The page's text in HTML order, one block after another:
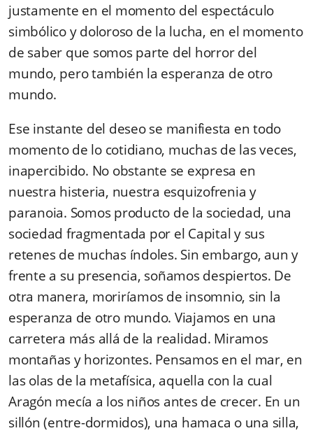
justamente en el momento del espectáculo
simbólico y doloroso de la lucha, en el momento
de saber que somos parte del horror del
mundo, pero también la esperanza de otro
mundo.
Ese instante del deseo se manifiesta en todo
momento de lo cotidiano, muchas de las veces,
inapercibido. No obstante se expresa en
nuestra histeria, nuestra esquizofrenia y
paranoia. Somos producto de la sociedad, una
sociedad fragmentada por el Capital y sus
retenes de muchas índoles. Sin embargo, aun y
frente a su presencia, soñamos despiertos. De
otra ma­nera, moriríamos de insomnio, sin la
esperanza de otro mundo. Viajamos en una
carretera más allá de la realidad. Miramos
montañas y horizontes. Pensamos en el mar, en
las olas de la metafísica, aquella con la cual
Aragón mecía a los niños antes de crecer. En un
sillón (entre-dormidos), una hamaca o una silla,